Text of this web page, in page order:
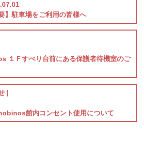
要】駐車場をご利用の皆様へ
１Ｆすべり台前にある保護者待機室のご
|
館内コンセント使用について